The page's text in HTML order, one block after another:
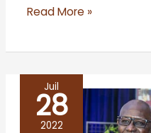
Read More »
Juil
28
2022
Murambi:
Reading